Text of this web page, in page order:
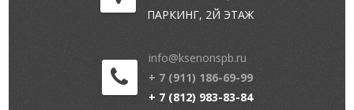
ПАРКИНГ, 2Й ЭТАЖ
info@ksenonspb.ru
+ 7 (911) 186-69-99
+ 7 (812) 983-83-84